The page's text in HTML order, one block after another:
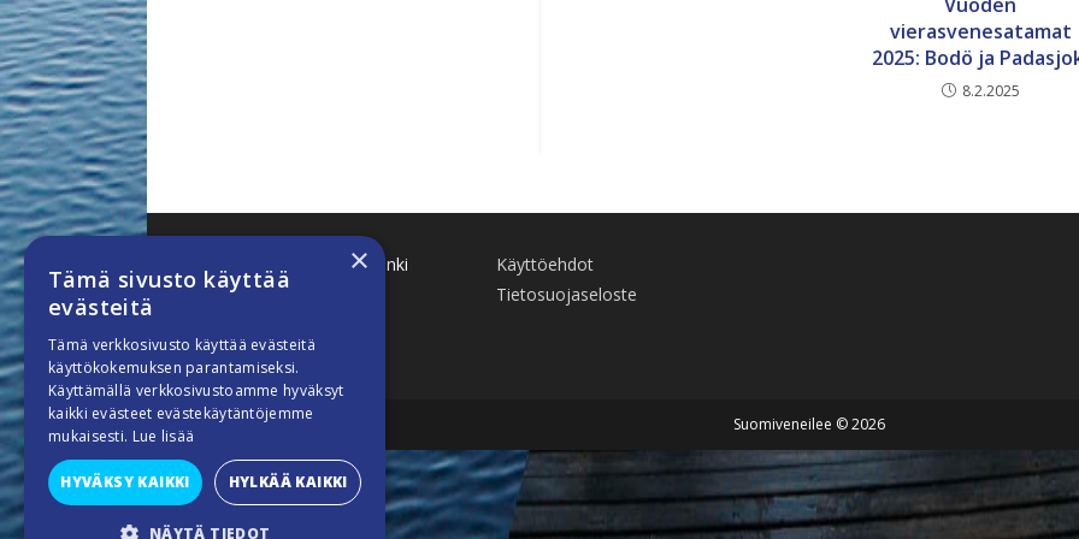
vierasvenesatamat
2025: Bodö ja
8.2.2025
Käenkuja 8 A 47 00500 Helsinki
www.finnboat.fi
Käyttöehdot
Tietosuojaseloste
Suomiveneilee © 2026
×
Tämä sivusto käyttää
evästeitä
Tämä verkkosivusto käyttää evästeitä
käyttökokemuksen parantamiseksi.
Käyttämällä verkkosivustoamme hyväksyt
kaikki evästeet evästekäytäntöjemme
mukaisesti. Lue lisää
HYVÄKSY KAIKKI HYLKÄÄ KAIKKI
NÄYTÄ TIEDOT